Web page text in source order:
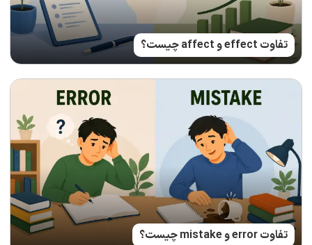
تفاوت effect و affect چیست؟
تفاوت error و mistake چیست؟